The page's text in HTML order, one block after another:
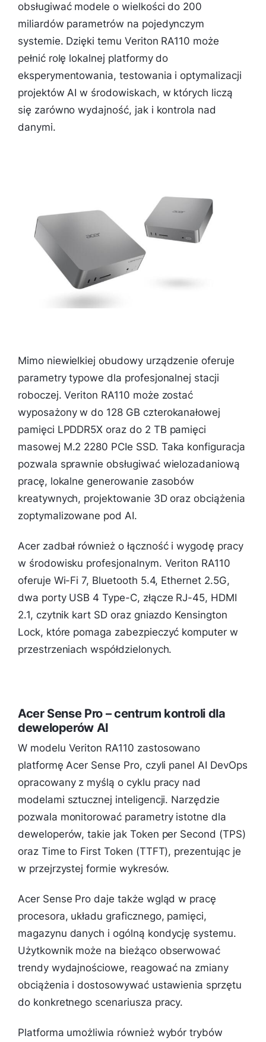
obsługiwać modele o wielkości do 200
miliardów parametrów na pojedynczym
systemie. Dzięki temu Veriton RA110 może
pełnić rolę lokalnej platformy do
eksperymentowania, testowania i optymalizacji
projektów AI w środowiskach, w których liczą
się zarówno wydajność, jak i kontrola nad
danymi.
Mimo niewielkiej obudowy urządzenie oferuje
parametry typowe dla profesjonalnej stacji
roboczej. Veriton RA110 może zostać
wyposażony w do 128 GB czterokanałowej
pamięci LPDDR5X oraz do 2 TB pamięci
masowej M.2 2280 PCIe SSD. Taka konfiguracja
pozwala sprawnie obsługiwać wielozadaniową
pracę, lokalne generowanie zasobów
kreatywnych, projektowanie 3D oraz obciążenia
zoptymalizowane pod AI.
Acer zadbał również o łączność i wygodę pracy
w środowisku profesjonalnym. Veriton RA110
oferuje Wi-Fi 7, Bluetooth 5.4, Ethernet 2.5G,
dwa porty USB 4 Type-C, złącze RJ-45, HDMI
2.1, czytnik kart SD oraz gniazdo Kensington
Lock, które pomaga zabezpieczyć komputer w
przestrzeniach współdzielonych.
Acer Sense Pro – centrum kontroli dla
deweloperów AI
W modelu Veriton RA110 zastosowano
platformę Acer Sense Pro, czyli panel AI DevOps
opracowany z myślą o cyklu pracy nad
modelami sztucznej inteligencji. Narzędzie
pozwala monitorować parametry istotne dla
deweloperów, takie jak Token per Second (TPS)
oraz Time to First Token (TTFT), prezentując je
w przejrzystej formie wykresów.
Acer Sense Pro daje także wgląd w pracę
procesora, układu graficznego, pamięci,
magazynu danych i ogólną kondycję systemu.
Użytkownik może na bieżąco obserwować
trendy wydajnościowe, reagować na zmiany
obciążenia i dostosowywać ustawienia sprzętu
do konkretnego scenariusza pracy.
Platforma umożliwia również wybór trybów